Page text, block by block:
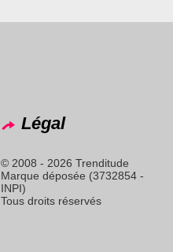
Légal
© 2008 - 2026 Trenditude
Marque déposée (3732854 -
INPI)
Tous droits réservés